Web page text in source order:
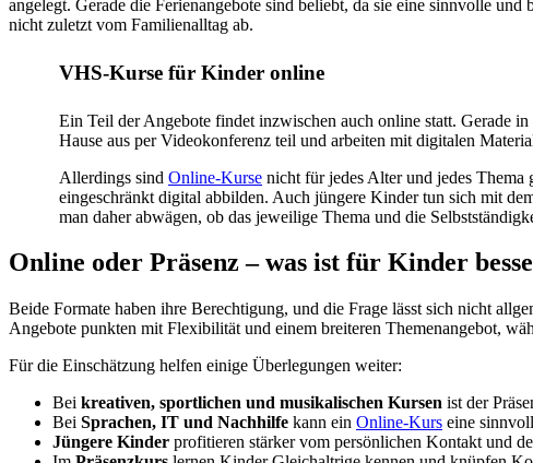
angelegt. Gerade die Ferienangebote sind beliebt, da sie eine sinnvolle
nicht zuletzt vom Familienalltag ab.
VHS-Kurse für Kinder online
Ein Teil der Angebote findet inzwischen auch online statt. Gerade
Hause aus per Videokonferenz teil und arbeiten mit digitalen
Allerdings sind Online-Kurse nicht für jedes Alter und jedes Thema
eingeschränkt digital abbilden. Auch jüngere Kinder tun sich mit
man daher abwägen, ob das jeweilige Thema und die
Online oder Präsenz – was ist für Kinder
Beide Formate haben ihre Berechtigung, und die Frage lässt sich nicht
Angebote punkten mit Flexibilität und einem breiteren Themenangebot,
Für die Einschätzung helfen einige Überlegungen weiter:
Bei kreativen, sportlichen und musikalischen Kursen ist der
Bei Sprachen, IT und Nachhilfe kann ein Online-Kurs eine
Jüngere Kinder profitieren stärker vom persönlichen Kontakt und